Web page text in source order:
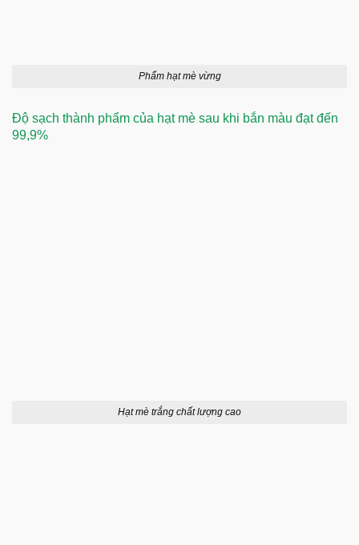
Phẩm hạt mè vừng
Độ sạch thành phẩm của hạt mè sau khi bắn màu đạt đến
99,9%
Hạt mè trắng chất lượng cao